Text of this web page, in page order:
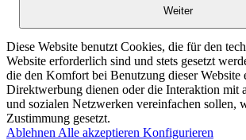
Weiter
Diese Website benutzt Cookies, die für den
Website erforderlich sind und stets gesetzt
die den Komfort bei Benutzung dieser Website
Direktwerbung dienen oder die Interaktion mit
und sozialen Netzwerken vereinfachen sollen,
Zustimmung gesetzt.
Ablehnen Alle akzeptieren Konfigurieren